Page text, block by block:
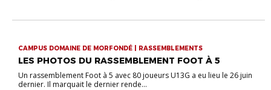
CAMPUS DOMAINE DE MORFONDÉ | RASSEMBLEMENTS
LES PHOTOS DU RASSEMBLEMENT FOOT À 5
Un rassemblement Foot à 5 avec 80 joueurs U13G a eu lieu le 26 juin
dernier. Il marquait le dernier rende...